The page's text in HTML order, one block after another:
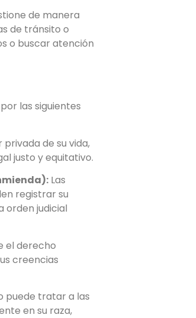
de manera
de tránsito o
o buscar atención
las siguientes
de su vida,
justo y equitativo.
Las
registrar su
orden judicial
el derecho
creencias
puede tratar a las
en su raza,